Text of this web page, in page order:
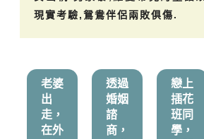
現實考驗,鴛鴦伴侶兩敗俱傷.
老婆
出
走，
在外
透過
婚姻
諮
商，
戀上
插花
班同
學，